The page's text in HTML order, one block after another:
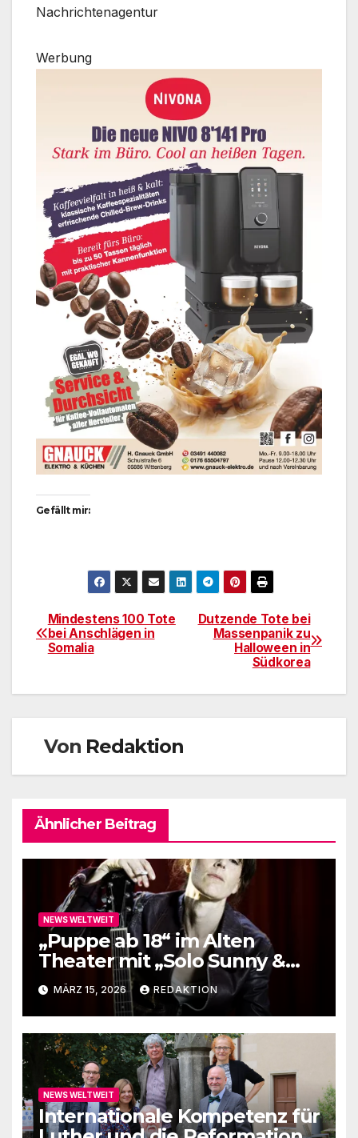
Nachrichtenagentur
Werbung
Gefällt mir:
Beitragsnavigation
Dutzende Tote bei
Massenpanik zu
Halloween in
Südkorea
Mindestens 100 Tote
bei Anschlägen in
Somalia
Von Redaktion
Ähnlicher Beitrag
NEWS WELTWEIT
„Puppe ab 18“ im Alten
Theater mit „Solo Sunny &
me“
MÄRZ 15, 2026 REDAKTION
NEWS WELTWEIT
Internationale Kompetenz für